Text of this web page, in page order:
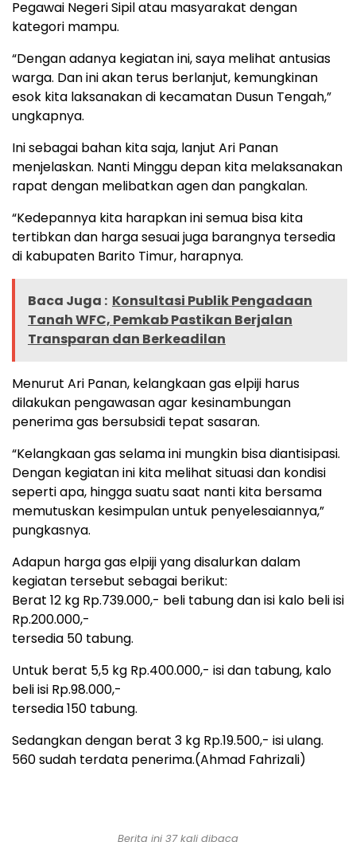
Pegawai Negeri Sipil atau masyarakat dengan
kategori mampu.
“Dengan adanya kegiatan ini, saya melihat antusias
warga. Dan ini akan terus berlanjut, kemungkinan
esok kita laksanakan di kecamatan Dusun Tengah,”
ungkapnya.
Ini sebagai bahan kita saja, lanjut Ari Panan
menjelaskan. Nanti Minggu depan kita melaksanakan
rapat dengan melibatkan agen dan pangkalan.
“Kedepannya kita harapkan ini semua bisa kita
tertibkan dan harga sesuai juga barangnya tersedia
di kabupaten Barito Timur, harapnya.
Baca Juga : Konsultasi Publik Pengadaan
Tanah WFC, Pemkab Pastikan Berjalan
Transparan dan Berkeadilan
Menurut Ari Panan, kelangkaan gas elpiji harus
dilakukan pengawasan agar kesinambungan
penerima gas bersubsidi tepat sasaran.
“Kelangkaan gas selama ini mungkin bisa diantisipasi.
Dengan kegiatan ini kita melihat situasi dan kondisi
seperti apa, hingga suatu saat nanti kita bersama
memutuskan kesimpulan untuk penyelesaiannya,”
pungkasnya.
Adapun harga gas elpiji yang disalurkan dalam
kegiatan tersebut sebagai berikut:
Berat 12 kg Rp.739.000,- beli tabung dan isi kalo beli isi
Rp.200.000,-
tersedia 50 tabung.
Untuk berat 5,5 kg Rp.400.000,- isi dan tabung, kalo
beli isi Rp.98.000,-
tersedia 150 tabung.
Sedangkan dengan berat 3 kg Rp.19.500,- isi ulang.
560 sudah terdata penerima.(Ahmad Fahrizali)
Berita ini 37 kali dibaca